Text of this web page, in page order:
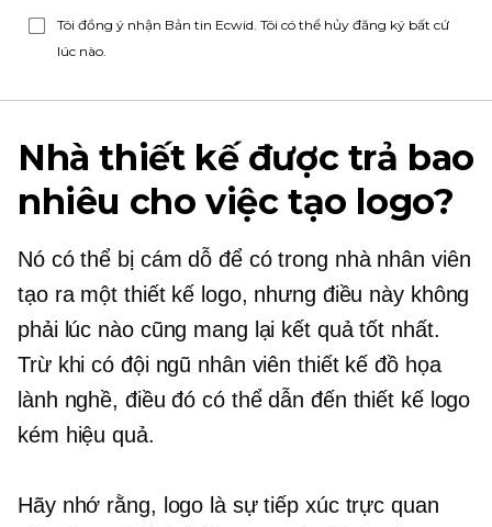
Tôi đồng ý nhận Bản tin Ecwid. Tôi có thể hủy đăng ký bất cứ
lúc nào.
Nhà thiết kế được trả bao
nhiêu cho việc tạo logo?
Nó có thể bị cám dỗ để cótrong nhànhân viên
tạo ra một thiết kế logo, nhưng điều này không
phải lúc nào cũng mang lại kết quả tốt nhất.
Trừ khi có đội ngũ nhân viên thiết kế đồ họa
lành nghề, điều đó có thể dẫn đến thiết kế logo
kém hiệu quả.
Hãy nhớ rằng, logo là sự tiếp xúc trực quan